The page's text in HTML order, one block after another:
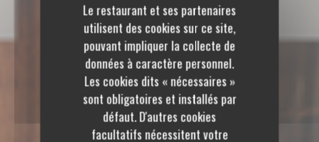
Le restaurant et ses partenaires
utilisent des cookies sur ce site,
pouvant impliquer la collecte de
données à caractère personnel.
Les cookies dits « nécessaires »
sont obligatoires et installés par
défaut. D'autres cookies
facultatifs nécessitent votre